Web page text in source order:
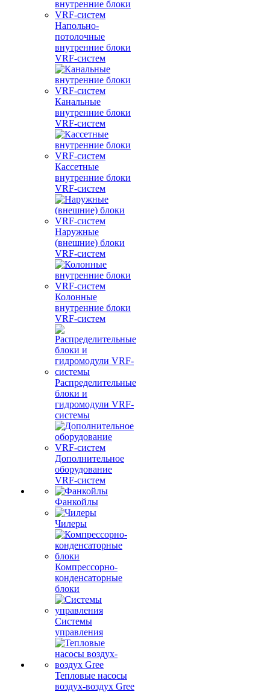
Напольно-
потолочные
внутренние блоки
VRF-систем
Канальные
внутренние блоки
VRF-систем
Кассетные
внутренние блоки
VRF-систем
Наружные
(внешние) блоки
VRF-систем
Колонные
внутренние блоки
VRF-систем
Распределительные
блоки и
гидромодули VRF-
системы
Дополнительное
оборудование
VRF-систем
Фанкойлы
Чилеры
Компрессорно-
конденсаторные
блоки
Системы
управления
Тепловые насосы
воздух-воздух Gree